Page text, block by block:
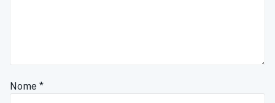
Nome *